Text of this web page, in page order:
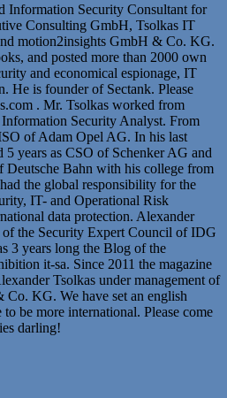
Information Security Consultant for
Consulting GmbH, Tsolkas IT
motion2insights GmbH & Co. KG.
and posted more than 2000 own
and economical espionage, IT
He is founder of Sectank. Please
. Mr. Tsolkas worked from
Security Analyst. From
of Adam Opel AG. In his last
years as CSO of Schenker AG and
Deutsche Bahn with his college from
the global responsibility for the
IT- and Operational Risk
data protection. Alexander
of the Security Expert Council of IDG
3 years long the Blog of the
it-sa. Since 2011 the magazine
Tsolkas under management of
KG. We have set an english
be more international. Please come
darling!